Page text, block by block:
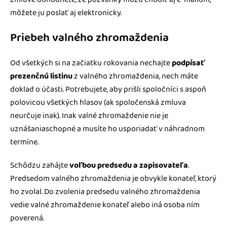
môžete ju poslať aj elektronicky.
Priebeh valného zhromaždenia
Od všetkých si na začiatku rokovania nechajtepodpísať
prezenčnú listinuz valného zhromaždenia, nech máte
doklad o účasti. Potrebujete, aby prišli spoločníci s aspoň
polovicou všetkých hlasov (ak spoločenská zmluva
neurčuje inak). Inak valné zhromaždenie nie je
uznášaniaschopné a musíte ho usporiadať v náhradnom
termíne.
Schôdzu zahájtevoľbou predsedu a zapisovateľa.
Predsedom valného zhromaždenia je obvykle konateľ, ktorý
ho zvolal. Do zvolenia predsedu valného zhromaždenia
vedie valné zhromaždenie konateľ alebo iná osoba ním
poverená.